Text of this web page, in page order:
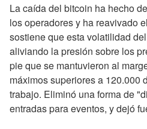
La caída del bitcoin ha hecho
los operadores y ha reavivado
sostiene que esta volatilidad
aliviando la presión sobre los
pie que se mantuvieron al
máximos superiores a 120.000
trabajo. Eliminó una forma de
entradas para eventos, y dejó